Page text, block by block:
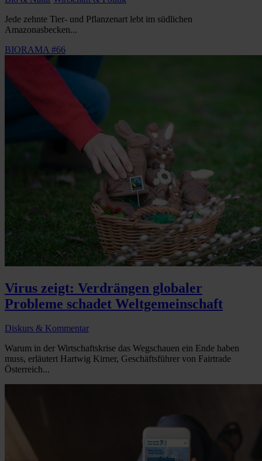
Jede zehnte Tier- und Pflanzenart lebt im südlichen
Amazonasbecken...
BIORAMA #66
Virus zeigt: Verdrängen globaler
Probleme schadet Weltgemeinschaft
Diskurs & Kommentar
Warum in der Wirtschaftskrise das Wegschauen ein Ende haben
muss, erläutert Hartwig Kirner, Geschäftsführer von Fairtrade
Österreich...